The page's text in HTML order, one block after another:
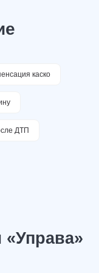
каско
ДТП